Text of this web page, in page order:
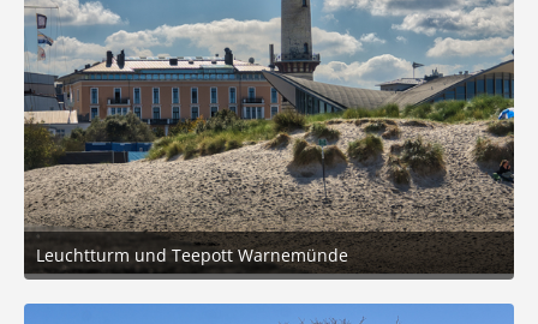
Leuchtturm und Teepott Warnemünde
16. Februar 2026 um 15:03
6